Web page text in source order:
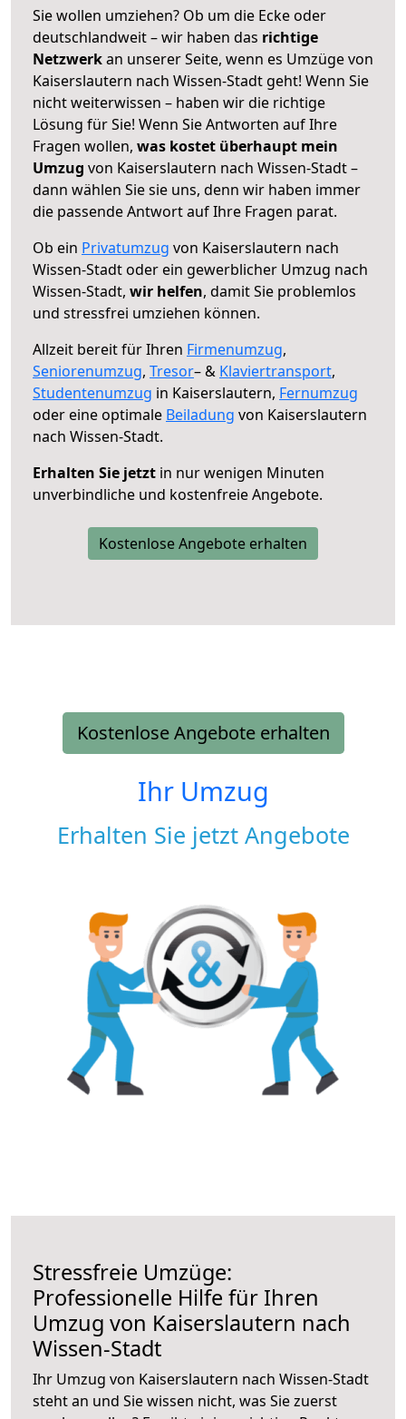
Sie wollen umziehen? Ob um die Ecke oder
deutschlandweit – wir haben das richtige
Netzwerkan unserer Seite, wenn es Umzüge von
Kaiserslautern nach Wissen-Stadt geht! Wenn Sie
nicht weiterwissen – haben wir die richtige
Lösung für Sie! Wenn Sie Antworten auf Ihre
Fragen wollen, was kostet überhaupt mein
Umzug von Kaiserslautern nach Wissen-Stadt –
dann wählen Sie sie uns, denn wir haben immer
die passende Antwort auf Ihre Fragen parat.
Ob ein Privatumzug von Kaiserslautern nach
Wissen-Stadt oder ein gewerblicher Umzug nach
Wissen-Stadt, wir helfen, damit Sie problemlos
und stressfrei umziehen können.
Allzeit bereit für Ihren Firmenumzug,
Seniorenumzug, Tresor– & Klaviertransport,
Studentenumzug in Kaiserslautern, Fernumzug
oder eine optimale Beiladung von Kaiserslautern
nach Wissen-Stadt.
Erhalten Sie jetzt in nur wenigen Minuten
unverbindliche und kostenfreie Angebote.
Kostenlose Angebote erhalten
Kostenlose Angebote erhalten
Ihr Umzug
Erhalten Sie jetzt Angebote
Stressfreie Umzüge:
Professionelle Hilfe für Ihren
Umzug von Kaiserslautern nach
Wissen-Stadt
Ihr Umzug von Kaiserslautern nach Wissen-Stadt
steht an und Sie wissen nicht, was Sie zuerst